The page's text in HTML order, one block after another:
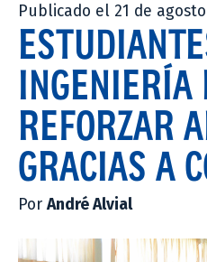
Publicado el 21 de
INGENIERÍA
REFORZAR
GRACIAS A
Por André Alvial